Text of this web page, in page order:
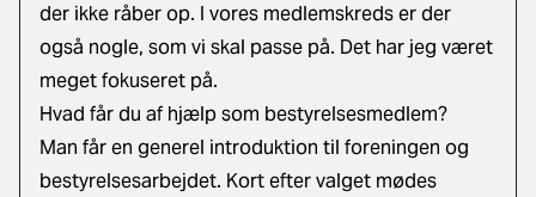
der ikke råber op. I vores medlemskreds er der
også nogle, som vi skal passe på. Det har jeg været
meget fokuseret på.
Hvad får du af hjælp som bestyrelsesmedlem?
Man får en generel introduktion til foreningen og
bestyrelsesarbejdet. Kort efter valget mødes